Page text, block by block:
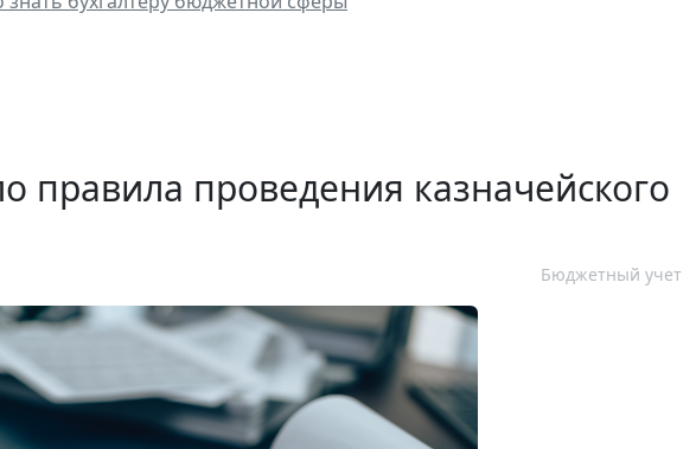
правила проведения казначейского
Бюджетный учет